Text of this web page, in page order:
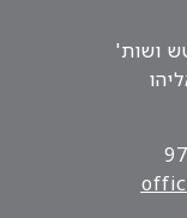
ושות'